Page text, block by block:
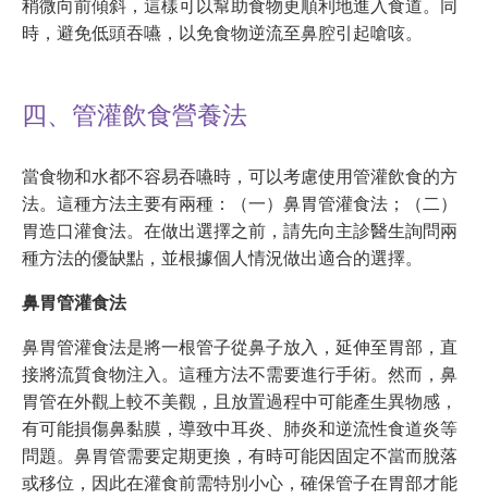
稍微向前傾斜，這樣可以幫助食物更順利地進入食道。同
時，避免低頭吞嚥，以免食物逆流至鼻腔引起嗆咳。
四、管灌飲食營養法
當食物和水都不容易吞嚥時，可以考慮使用管灌飲食的方
法。這種方法主要有兩種：（一）鼻胃管灌食法；（二）
胃造口灌食法。在做出選擇之前，請先向主診醫生詢問兩
種方法的優缺點，並根據個人情況做出適合的選擇。
鼻胃管灌食法
鼻胃管灌食法是將一根管子從鼻子放入，延伸至胃部，直
接將流質食物注入。這種方法不需要進行手術。然而，鼻
胃管在外觀上較不美觀，且放置過程中可能產生異物感，
有可能損傷鼻黏膜，導致中耳炎、肺炎和逆流性食道炎等
問題。鼻胃管需要定期更換，有時可能因固定不當而脫落
或移位，因此在灌食前需特別小心，確保管子在胃部才能